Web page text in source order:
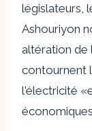
législateurs,
Ashouriyon
altération de
contournent
l'électricité